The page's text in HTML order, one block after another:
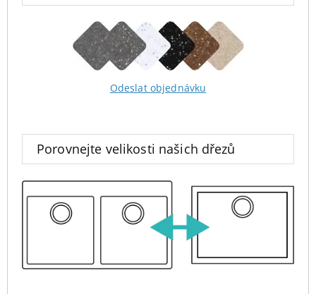
Odeslat objednávku
Porovnejte velikosti našich dřezů